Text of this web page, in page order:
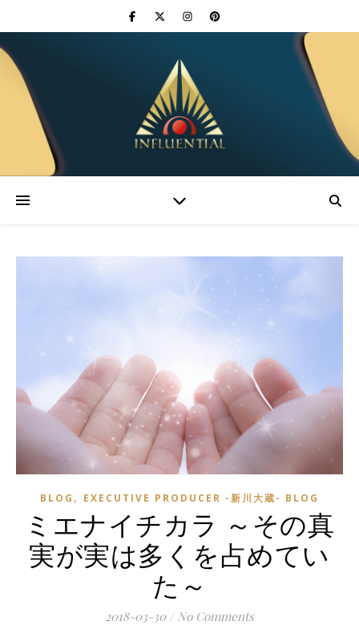
BLOG , EXECUTIVE PRODUCER -新川大蔵- BLOG
ミエナイチカラ ～その真
実が実は多くを占めてい
た～
2018-03-30 / No Comments